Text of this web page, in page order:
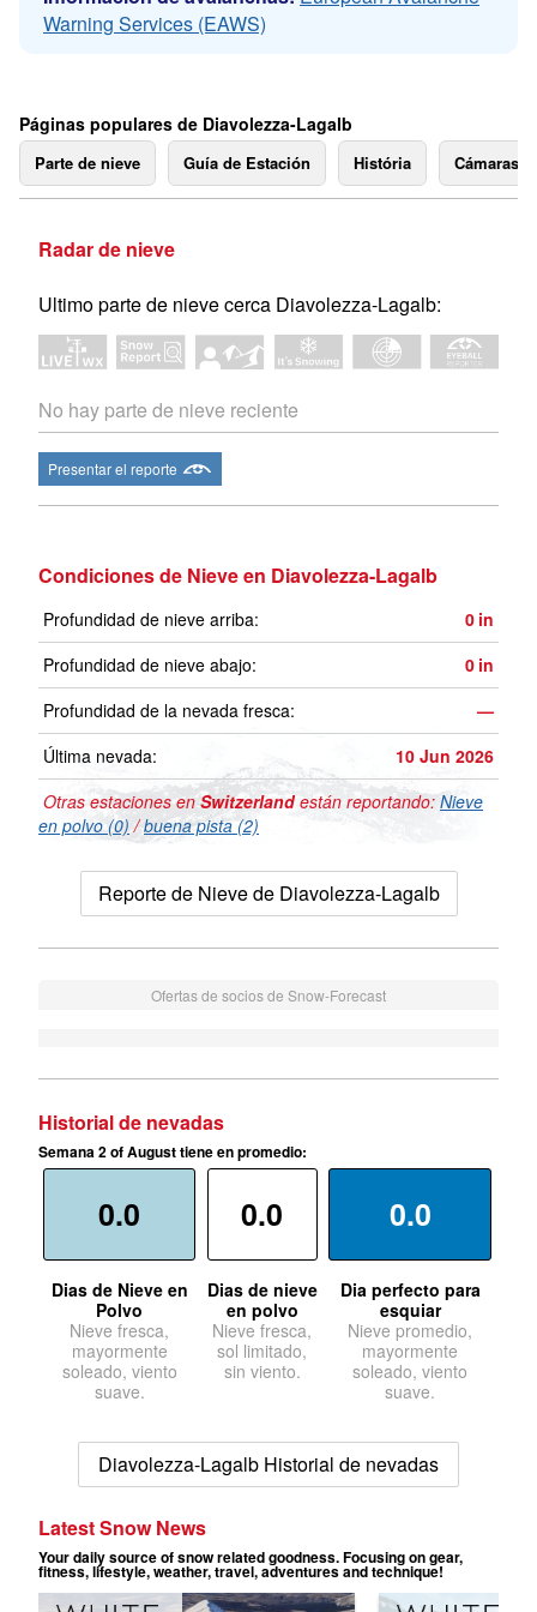
Warning Services (EAWS)
Páginas populares de Diavolezza-Lagalb
Parte de nieve Guía de Estación História Cámaras
Radar de nieve
Ultimo parte de nieve cerca Diavolezza-Lagalb:
No hay parte de nieve reciente
Presentar el reporte
Condiciones de Nieve en Diavolezza-Lagalb
Profundidad de nieve arriba: 0 in
Profundidad de nieve abajo:
0 in
Profundidad de la nevada fresca:
—
Última nevada:
10 Jun 2026
Otras estaciones enSwitzerlandestán reportando: Nieve
en polvo (0) /buena pista (2)
Reporte de Nieve de Diavolezza-Lagalb
Ofertas de socios de Snow-Forecast
Historial de nevadas
Semana 2 of August tiene en promedio:
0.0
Dias de Nieve en
Polvo
Nieve fresca,
mayormente
soleado, viento
suave.
0.0
Dias de nieve
en polvo
Nieve fresca,
sol limitado,
sin viento.
0.0
Dia perfecto para
esquiar
Nieve promedio,
mayormente
soleado, viento
suave.
Diavolezza-Lagalb Historial de nevadas